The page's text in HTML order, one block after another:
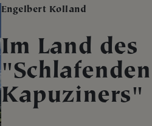
Engelbert Kolland
Im Land des
"Schlafenden
Kapuziners"